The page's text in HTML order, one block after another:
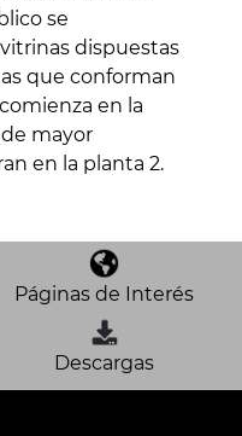
se
dispuestas
que conforman
en la
mayor
en la planta 2.
Páginas de Interés
Descargas